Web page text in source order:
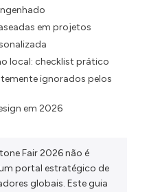
em projetos
local: checklist prático
ignorados pelos
em 2026
Feira de Pedras de Xiamen
Fair 2026 não é
portal estratégico de
globais. Este guia